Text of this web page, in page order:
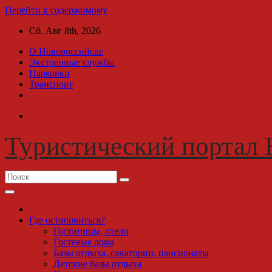
Перейти к содержимому
Сб. Авг 8th, 2026
О Новороссийске
Экстренные службы
Парковки
Транспорт
Туристический портал
Где остановиться?
Гостиницы, отели
Гостевые дома
Базы отдыха, санатории, пансионаты
Детские базы отдыха